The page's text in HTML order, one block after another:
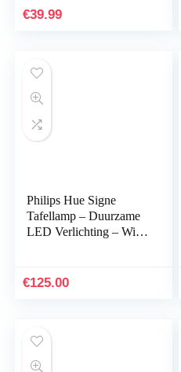
staande…
€39.99
Philips Hue Signe
Tafellamp – Duurzame
LED Verlichting – Wit
Bluetooth of Hue…
€125.00